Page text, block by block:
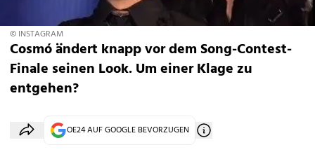
© INSTAGRAM
Cosmó ändert knapp vor dem Song-Contest-
Finale seinen Look. Um einer Klage zu
entgehen?
OE24 AUF GOOGLE BEVORZUGEN